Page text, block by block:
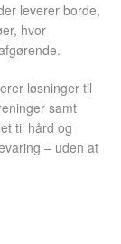
leverer borde,
hvor
løsninger til
samt
til hård og
– uden at